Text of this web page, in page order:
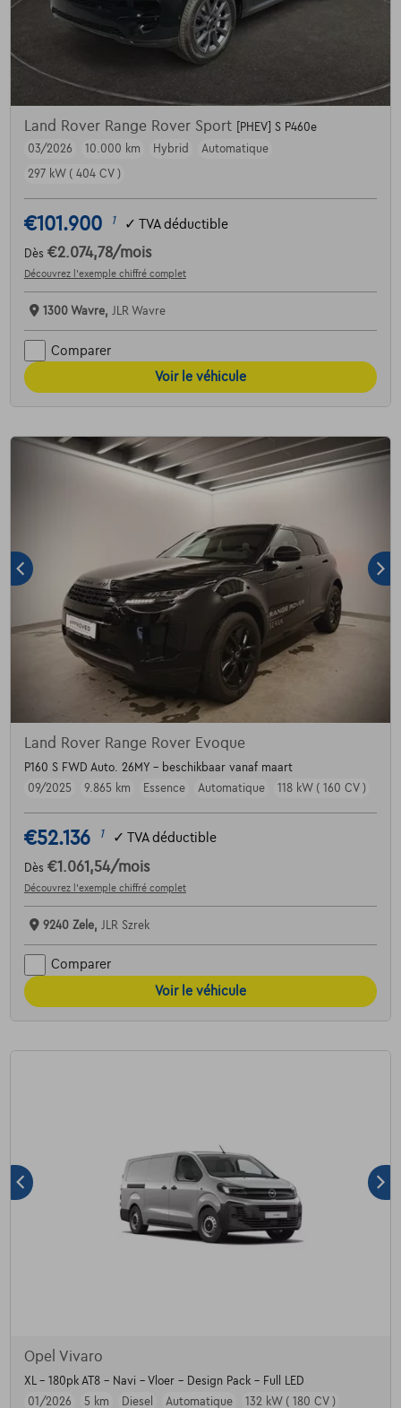
Land Rover Range Rover Sport
[PHEV] S P460e
03/2026
10.000 km Hybrid
Automatique
297 kW ( 404 CV )
€101.900 1 ✓ TVA déductible
Dès €2.074,78/mois
Découvrez l’exemple chiffré complet
1300 Wavre, JLR Wavre
Comparer
Voir le véhicule
Land Rover Range Rover Evoque
P160 S FWD Auto. 26MY - beschikbaar vanaf maart
09/2025
9.865 km Essence Automatique 118 kW ( 160 CV )
€52.136 1 ✓ TVA déductible
Dès €1.061,54/mois
Découvrez l’exemple chiffré complet
9240 Zele, JLR Szrek
Comparer
Voir le véhicule
Opel Vivaro
XL - 180pk AT8 - Navi - Vloer - Design Pack - Full LED
01/2026
5 km Diesel Automatique 132 kW ( 180 CV )